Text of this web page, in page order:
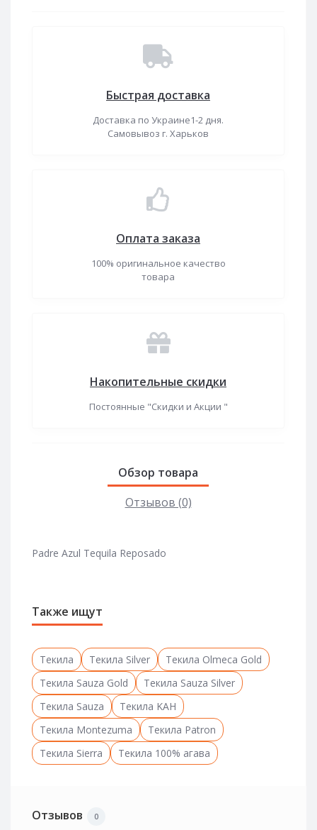
Быстрая доставка
Доставка по Украине1-2 дня.
Самовывоз г. Харьков
Оплата заказа
100% оригинальное качество
товара
Накопительные скидки
Постоянные "Скидки и Акции "
Обзор товара
Отзывов (0)
Padre Azul Tequila Reposado
Также ищут
Текила Текила Silver
Текила Olmeca Gold
Текила Sauza Gold
Текила Sauza Silver
Текила Sauza
Текила KAH
Текила Montezuma
Текила Patron
Текила Sierra
Текила 100% агава
Отзывов 0